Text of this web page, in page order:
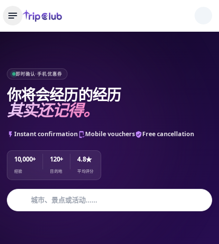
即时确认·手机优惠券
你将会经历的经历
其实还记得。
Instant confirmation Mobile vouchers Free cancellation
10,000+
经验
120+
目的地
4.8★
平均评分
城市、景点或活动……